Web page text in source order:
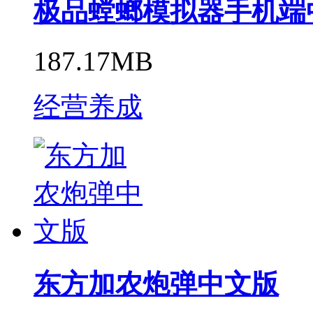
极品螳螂模拟器手机
187.17MB
经营养成
东方加农炮弹中文版